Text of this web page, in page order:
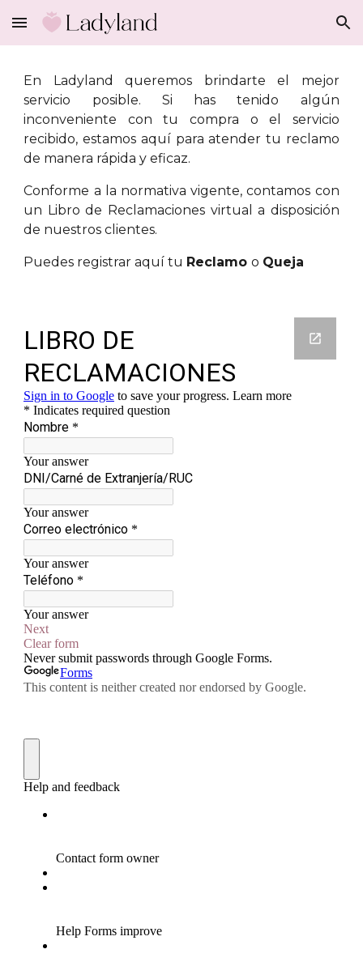
Skip to main content Skip to navigation
En Ladyland queremos brindarte el mejor
servicio posible. Si has tenido algún
inconveniente con tu compra o el servicio
recibido, estamos aquí para atender tu reclamo
de manera rápida y eficaz.
Conforme a la normativa vigente, contamos con
un Libro de Reclamaciones virtual a disposición
de nuestros clientes.
Puedes registrar aquí tu Reclamoo Queja